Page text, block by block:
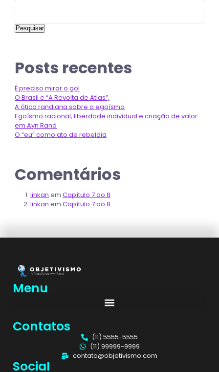
Pesquisar
Posts recentes
É preciso mirar o gol
O Brasil e “A Revolta de Atlas”,
A ótica randiana sobre o egoísmo
Egoísmo racional, liberdade individual e criação de valor
em Ayn Rand
O “eu” como ato de rebeldia
Comentários
linkan em Capítulo 7 ao 8
linkan em Capítulo 7 ao 8
Menu
Contatos
(11) 5555-5555
(11) 99999-9999
contato@objetivismo.com
Social